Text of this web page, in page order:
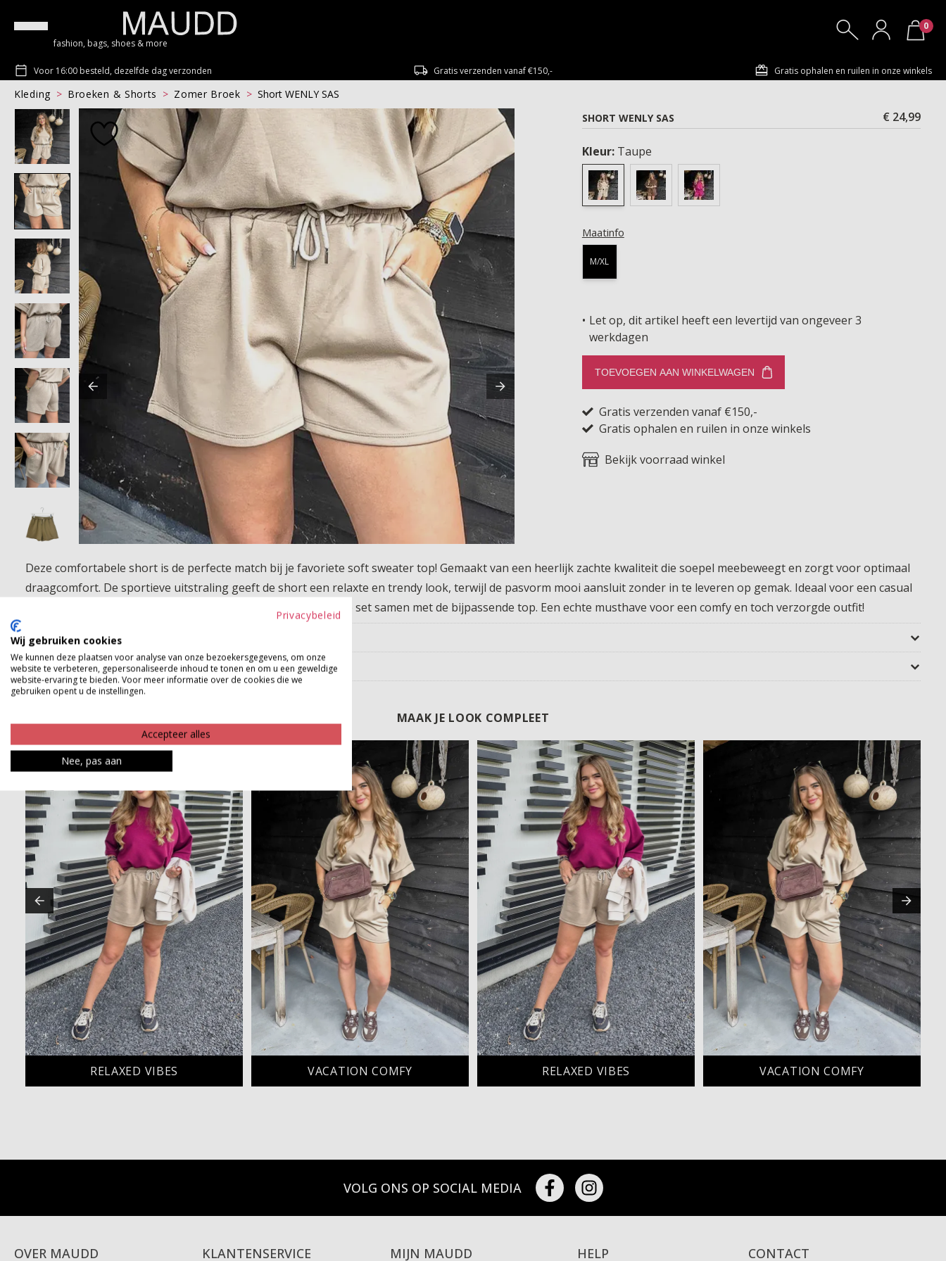
fashion, bags, shoes & more
0
Voor 16:00 besteld, dezelfde dag verzonden Gratis verzenden vanaf €150,- Gratis ophalen en ruilen in onze winkels
Kleding Broeken & Shorts Zomer Broek
Short WENLY SAS
SHORT WENLY SAS
€ 24,99
Kleur: Taupe
Maatinfo
M/XL
Let op, dit artikel heeft een levertijd van ongeveer 3
werkdagen
TOEVOEGEN AAN WINKELWAGEN
Gratis verzenden vanaf €150,-
Gratis ophalen en ruilen in onze winkels
Bekijk voorraad winkel
Deze comfortabele short is de perfecte match bij je favoriete soft sweater top! Gemaakt van een heerlijk zachte kwaliteit die soepel meebeweegt en zorgt voor optimaal
draagcomfort. De sportieve uitstraling geeft de short een relaxte en trendy look, terwijl de pasvorm mooi aansluit zonder in te leveren op gemak. Ideaal voor een casual
dag thuis, een ontspannen weekend of een stijlvolle sportieve set samen met de bijpassende top. Een echte musthave voor een comfy en toch verzorgde outfit!
Product kenmerken
Betaalinformatie
MAAK JE LOOK COMPLEET
RELAXED VIBES VACATION COMFY RELAXED VIBES VACATION COMFY
VOLG ONS OP SOCIAL MEDIA
OVER MAUDD KLANTENSERVICE MIJN MAUDD HELP CONTACT
Privacybeleid
Wij gebruiken cookies
We kunnen deze plaatsen voor analyse van onze bezoekersgegevens, om onze
website te verbeteren, gepersonaliseerde inhoud te tonen en om u een geweldige
website-ervaring te bieden. Voor meer informatie over de cookies die we
gebruiken opent u de instellingen.
Accepteer alles
Nee, pas aan